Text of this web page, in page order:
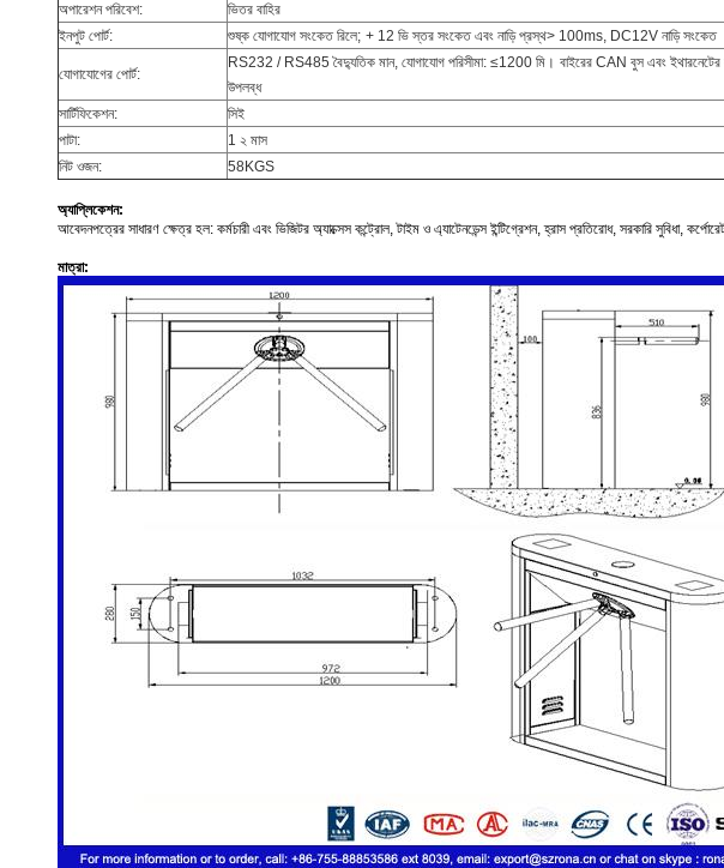
অপারেশন পরিবেশ:
ভিতর বাহির
ইনপুট পোর্ট:
শুষ্ক যোগাযোগ সংকেত রিলে; + 12 ভি স্তর সংকেত এবং নাড়ি প্রস্থ> 100ms, DC12V নাড়ি সংকেত
যোগাযোগের পোর্ট:
RS232 / RS485 বৈদ্যুতিক মান, যোগাযোগ পরিসীমা: ≤1200 মি। বাইরের CAN বুস এবং
উপলব্ধ
সার্টিফিকেশন:
সিই
পাটা:
1 ২ মাস
নিট ওজন:
58KGS
অ্যাপ্লিকেশন:
আবেদনপত্রের সাধারণ ক্ষেত্র হল: কর্মচারী এবং ভিজিটর অ্যাক্সেস কন্ট্রোল, টাইম ও এ্যাটেনডেন্স ইন্টিগ্রেশন, হ্রাস প্রতিরোধ, সরকারি সুবিধা,
মাত্রা: